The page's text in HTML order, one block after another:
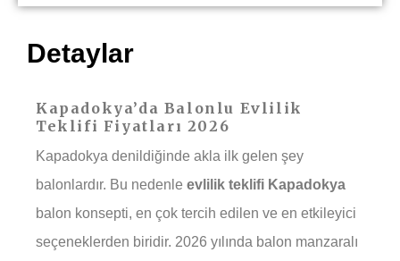
Detaylar
Kapadokya’da Balonlu Evlilik
Teklifi Fiyatları 2026
Kapadokya denildiğinde akla ilk gelen şey
balonlardır. Bu nedenle evlilik teklifi Kapadokya
balon konsepti, en çok tercih edilen ve en etkileyici
seçeneklerden biridir. 2026 yılında balon manzaralı